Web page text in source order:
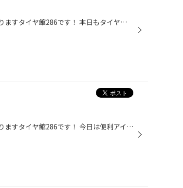
皆さまこんにちは、仙台市の長町エリアにありますタイヤ館286です！ 本日もタイヤ交換、オイル交換などのご来店ありがとうございます！！ タイヤ交換やオイル交換などの作業のご予約は、アプリまたはホームページから受付中です！ 便利なWEB予約をぜひご利用ください！ 3連休も終わってしまいました...
皆さまこんにちは、仙台市の長町エリアにありますタイヤ館286です！ 今日は便利アイテムのご紹介です。 車の運転中、携帯電話の置き場所に困る事はないですか？？ (私はよく助手席に置いてブレーキをかけた時に下に落としてしまいます、、) ポケットに入れても座席に座るとズボンがゴワゴワしたり・...